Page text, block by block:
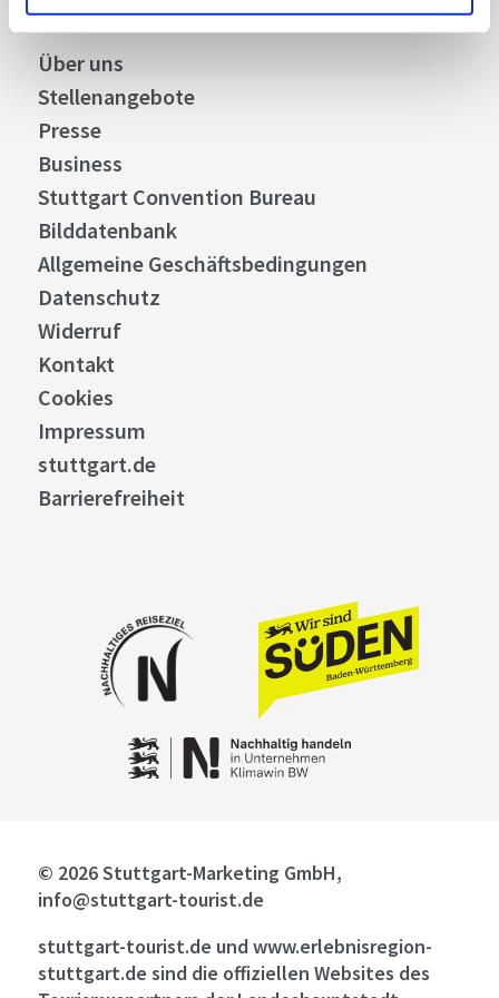
Über uns
Stellenangebote
Presse
Business
Stuttgart Convention Bureau
Bilddatenbank
Allgemeine Geschäftsbedingungen
Datenschutz
Widerruf
Kontakt
Cookies
Impressum
stuttgart.de
Barrierefreiheit
© 2026 Stuttgart-Marketing GmbH,
info@stuttgart-tourist.de
stuttgart-tourist.de und www.erlebnisregion-
stuttgart.de sind die offiziellen Websites des